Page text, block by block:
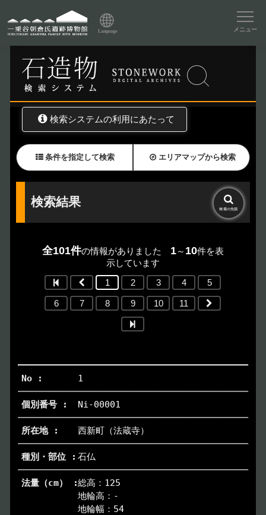
メニュー
Language
資料データベーストップ
石造物検索
検索システムの利用にあたって
条件を指定して検索 エリアマップから検索
検索の先頭
検索結果
全101件の情報がありました 1～ 10件を表
示しています
1
2 3 4 5
6 7 8 9 10 11
1
Ni-00001
西新町（法蔵寺）
石仏
総高：125
地輪高：-
地輪幅：54